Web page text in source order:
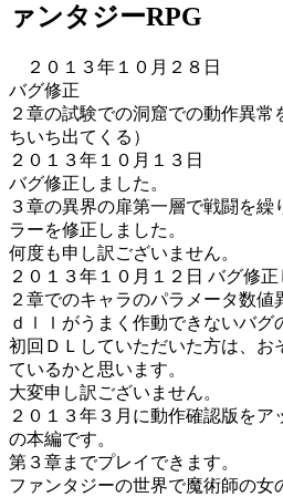
ァンタジーRPG
２０１３年１０月２８日
バグ修正
２章の試験での洞窟での動作異
ちいち出てくる）
２０１３年１０月１３日
バグ修正しました。
３章の異界の扉第一層で戦闘を
ラーを修正しました。
何度も申し訳ございません。
２０１３年１０月１２日 バグ修正
２章でのキャラのパラメータ数値
ｄｌｌがうまく作動できないバグ
初回ＤＬしていただいた方は、お
ているかと思います。
大変申し訳ございません。
２０１３年３月に動作確認版をア
の本編です。
第３章までプレイできます。
ファンタジーの世界で魔術師の女